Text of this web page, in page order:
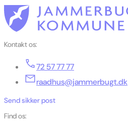
Kontakt os:
72 57 77 77
raadhus@jammerbugt.dk
Send sikker post
Find os: